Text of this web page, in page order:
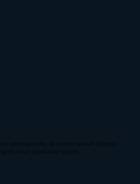
украшение, а сакральный оберег.
мужских групп.